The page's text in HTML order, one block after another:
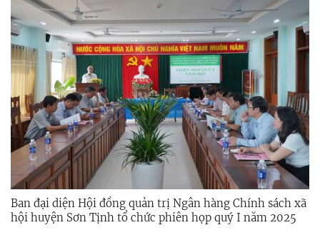
Ban đại diện Hội đồng quản trị Ngân hàng Chính sách xã
hội huyện Sơn Tịnh tổ chức phiên họp quý I năm 2025